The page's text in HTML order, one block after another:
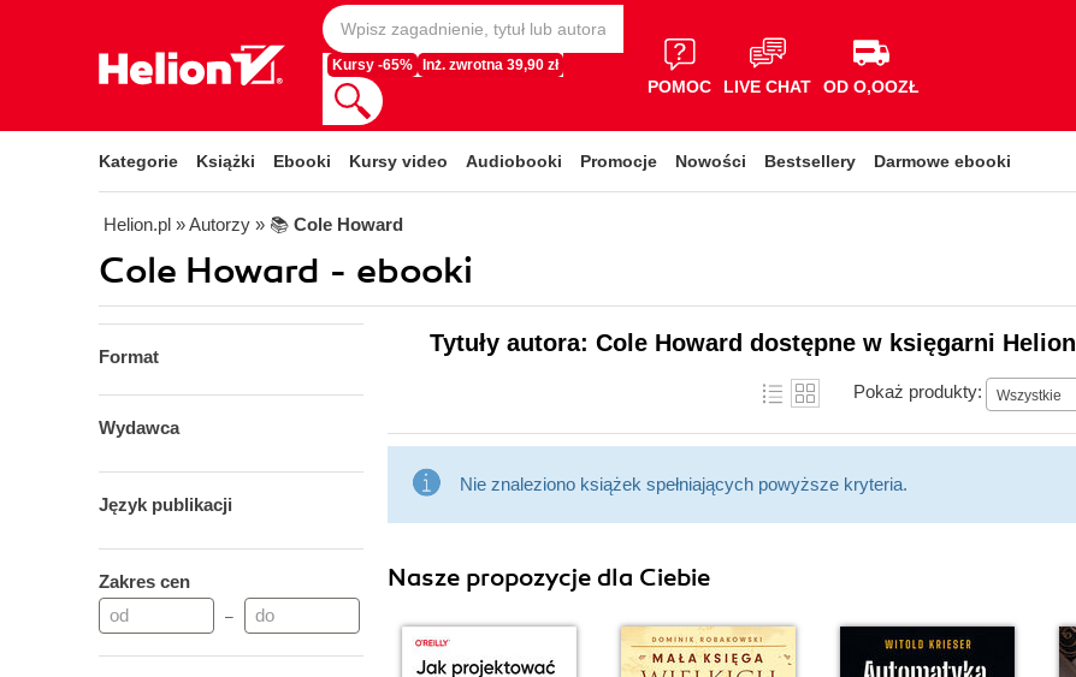
Kursy -65% Inż. zwrotna 39,90 zł
POMOC LIVE CHAT OD O,OOZŁ
Kategorie Książki Ebooki Kursy video Audiobooki Promocje Nowości Bestsellery Darmowe ebooki
Helion.pl » Autorzy » 📚 Cole Howard
Cole Howard - ebooki
Format
Wydawca
Język publikacji
Zakres cen
–
Tytuły autora: Cole Howard dostępne w księgarni Helion
Pokaż produkty: Wszystkie
Nie znaleziono książek spełniających powyższe kryteria.
Nasze propozycje dla Ciebie